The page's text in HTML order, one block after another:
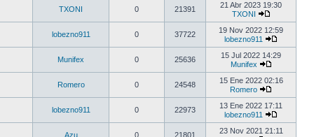
TXONI 0 21391
21 Abr 2023 19:30
TXONI
lobezno911 0 37722
19 Nov 2022 12:59
lobezno911
Munifex 0 25636
15 Jul 2022 14:29
Munifex
Romero 0 24548
15 Ene 2022 02:16
Romero
lobezno911 0 22973
13 Ene 2022 17:11
lobezno911
Azu 0 21801
23 Nov 2021 21:11